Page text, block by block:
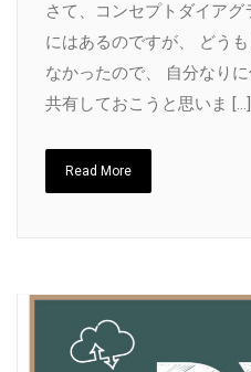
さて、コンセプトダイア
にはあるのですが、 どう
なかったので、 自分なり
共有しておこうと思いま […]
Read More